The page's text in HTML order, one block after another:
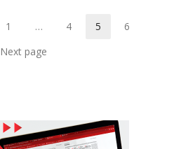
Page
1 … Page
4 Page
5
6
Next page